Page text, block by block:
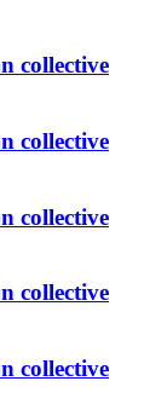
collective
collective
collective
collective
collective